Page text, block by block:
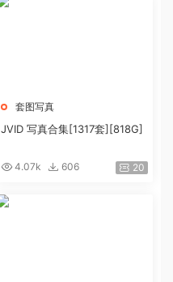
套图写真
JVID 写真合集[1317套][818G]
4.07k 606 20